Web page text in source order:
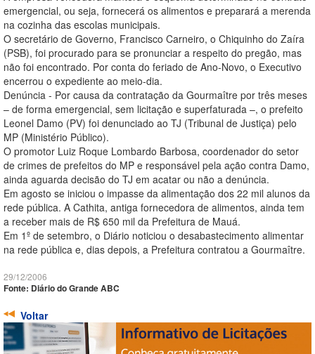
emergencial, ou seja, fornecerá os alimentos e preparará a merenda
na cozinha das escolas municipais.
O secretário de Governo, Francisco Carneiro, o Chiquinho do Zaíra
(PSB), foi procurado para se pronunciar a respeito do pregão, mas
não foi encontrado. Por conta do feriado de Ano-Novo, o Executivo
encerrou o expediente ao meio-dia.
Denúncia - Por causa da contratação da Gourmaître por três meses
– de forma emergencial, sem licitação e superfaturada –, o prefeito
Leonel Damo (PV) foi denunciado ao TJ (Tribunal de Justiça) pelo
MP (Ministério Público).
O promotor Luiz Roque Lombardo Barbosa, coordenador do setor
de crimes de prefeitos do MP e responsável pela ação contra Damo,
ainda aguarda decisão do TJ em acatar ou não a denúncia.
Em agosto se iniciou o impasse da alimentação dos 22 mil alunos da
rede pública. A Cathita, antiga fornecedora de alimentos, ainda tem
a receber mais de R$ 650 mil da Prefeitura de Mauá.
Em 1º de setembro, o Diário noticiou o desabastecimento alimentar
na rede pública e, dias depois, a Prefeitura contratou a Gourmaître.
29/12/2006
Fonte: Diário do Grande ABC
Voltar